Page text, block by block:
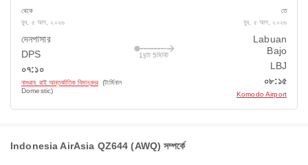
থেকে
বুধ, ৫ আগ, ২০২৬
দেনপাসার
DPS
০৭:১০
নাগুরাহ রাই আন্তর্জাতিক বিমানবন্দর (টার্মিনাল
Domestic)
1ঘন্টা 5মিনিট
তে
বুধ, ৫ আগ, ২০২৬
Labuan
Bajo
LBJ
০৮:১৫
Komodo Airport
Indonesia AirAsia QZ644 (AWQ) সম্পর্কে